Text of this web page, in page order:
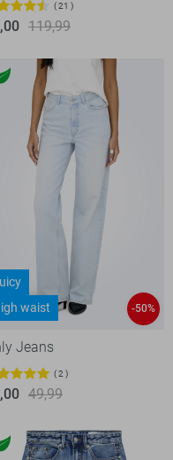
21
119,99
waist
-50%
Jeans
2
49,99